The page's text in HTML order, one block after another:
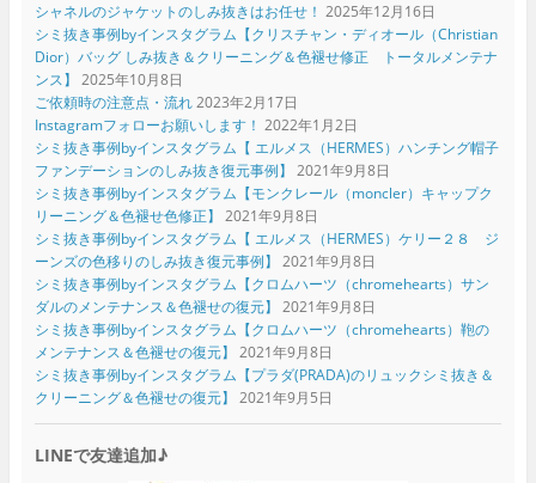
シャネルのジャケットのしみ抜きはお任せ！ 2025年12月16日
シミ抜き事例byインスタグラム【クリスチャン・ディオール（Christian
Dior）バッグ しみ抜き＆クリーニング＆色褪せ修正 トータルメンテナ
ンス】 2025年10月8日
ご依頼時の注意点・流れ 2023年2月17日
Instagramフォローお願いします！ 2022年1月2日
シミ抜き事例byインスタグラム【 エルメス（HERMES）ハンチング帽子
ファンデーションのしみ抜き復元事例】 2021年9月8日
シミ抜き事例byインスタグラム【モンクレール（moncler）キャップク
リーニング＆色褪せ色修正】 2021年9月8日
シミ抜き事例byインスタグラム【 エルメス（HERMES）ケリー２８ ジ
ーンズの色移りのしみ抜き復元事例】 2021年9月8日
シミ抜き事例byインスタグラム【クロムハーツ（chromehearts）サン
ダルのメンテナンス＆色褪せの復元】 2021年9月8日
シミ抜き事例byインスタグラム【クロムハーツ（chromehearts）鞄の
メンテナンス＆色褪せの復元】 2021年9月8日
シミ抜き事例byインスタグラム【プラダ(PRADA)のリュックシミ抜き＆
クリーニング＆色褪せの復元】 2021年9月5日
LINEで友達追加♪